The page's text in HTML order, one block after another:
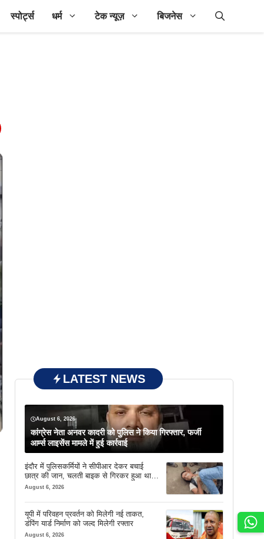
स्पोर्ट्स धर्म टेक न्यूज़ बिजनेस
LATEST NEWS
August 6, 2026
कांग्रेस नेता अनवर कादरी को पुलिस ने किया गिरफ्तार, फर्जी
आर्म्स लाइसेंस मामले में हुई कार्रवाई
इंदौर में पुलिसकर्मियों ने सीपीआर देकर बचाई
छात्र की जान, चलती बाइक से गिरकर हुआ था
बेहोश
August 6, 2026
यूपी में परिवहन प्रवर्तन को मिलेगी नई ताकत,
डंपिंग यार्ड निर्माण को जल्द मिलेगी रफ्तार
August 6, 2026